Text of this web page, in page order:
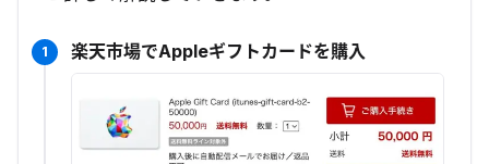
1 楽天市場でAppleギフトカードを購入